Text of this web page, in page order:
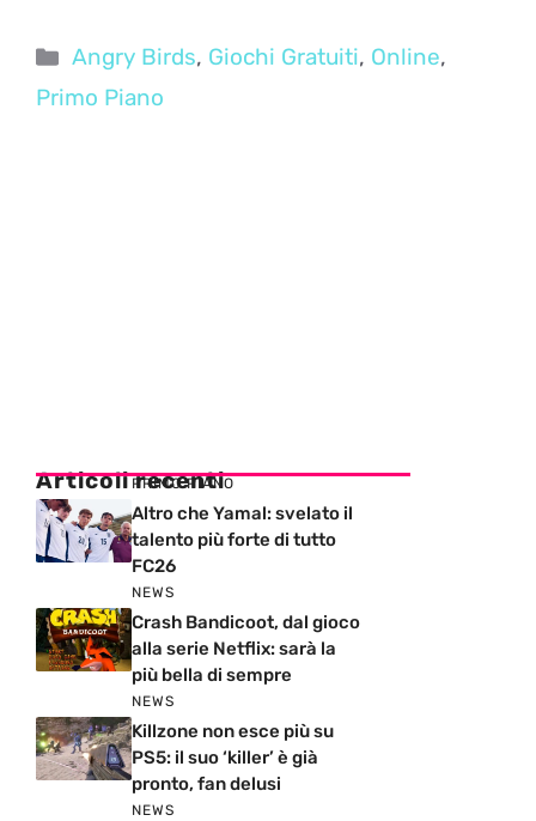
Categorie
Angry Birds, Giochi Gratuiti, Online,
Primo Piano
Articoli recenti
PRIMO PIANO
Altro che Yamal: svelato il
talento più forte di tutto
FC26
NEWS
Crash Bandicoot, dal gioco
alla serie Netflix: sarà la
più bella di sempre
NEWS
Killzone non esce più su
PS5: il suo ‘killer’ è già
pronto, fan delusi
NEWS